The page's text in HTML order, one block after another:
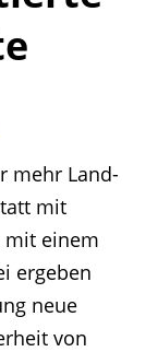
mehr Land-
mit
einem
ergeben
neue
von